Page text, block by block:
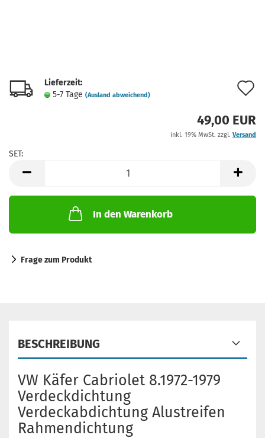
Lieferzeit:
5-7 Tage (Ausland abweichend)
49,00 EUR
inkl. 19% MwSt. zzgl. Versand
SET:
In den Warenkorb
Frage zum Produkt
BESCHREIBUNG
VW Käfer Cabriolet 8.1972-1979
Verdeckdichtung
Verdeckabdichtung Alustreifen
Rahmendichtung